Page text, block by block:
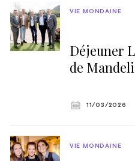
Déjeuner
de
VIE MONDAINE
11/03/2026
VIE MONDAINE